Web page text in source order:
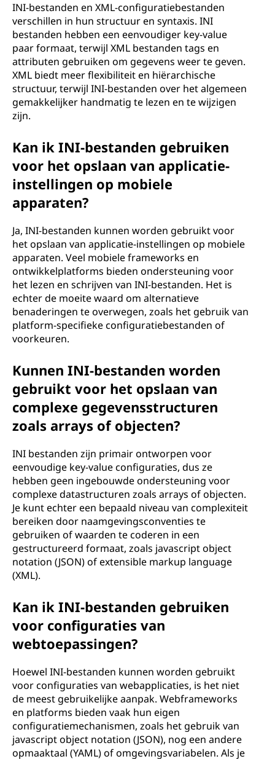
INI-bestanden en XML-configuratiebestanden
verschillen in hun structuur en syntaxis. INI
bestanden hebben een eenvoudiger key-value
paar formaat, terwijl XML bestanden tags en
attributen gebruiken om gegevens weer te geven.
XML biedt meer flexibiliteit en hiërarchische
structuur, terwijl INI-bestanden over het algemeen
gemakkelijker handmatig te lezen en te wijzigen
zijn.
Kan ik INI-bestanden gebruiken
voor het opslaan van applicatie-
instellingen op mobiele
apparaten?
Ja, INI-bestanden kunnen worden gebruikt voor
het opslaan van applicatie-instellingen op mobiele
apparaten. Veel mobiele frameworks en
ontwikkelplatforms bieden ondersteuning voor
het lezen en schrijven van INI-bestanden. Het is
echter de moeite waard om alternatieve
benaderingen te overwegen, zoals het gebruik van
platform-specifieke configuratiebestanden of
voorkeuren.
Kunnen INI-bestanden worden
gebruikt voor het opslaan van
complexe gegevensstructuren
zoals arrays of objecten?
INI bestanden zijn primair ontworpen voor
eenvoudige key-value configuraties, dus ze
hebben geen ingebouwde ondersteuning voor
complexe datastructuren zoals arrays of objecten.
Je kunt echter een bepaald niveau van complexiteit
bereiken door naamgevingsconventies te
gebruiken of waarden te coderen in een
gestructureerd formaat, zoals javascript object
notation (JSON) of extensible markup language
(XML).
Kan ik INI-bestanden gebruiken
voor configuraties van
webtoepassingen?
Hoewel INI-bestanden kunnen worden gebruikt
voor configuraties van webapplicaties, is het niet
de meest gebruikelijke aanpak. Webframeworks
en platforms bieden vaak hun eigen
configuratiemechanismen, zoals het gebruik van
javascript object notation (JSON), nog een andere
opmaaktaal (YAML) of omgevingsvariabelen. Als je